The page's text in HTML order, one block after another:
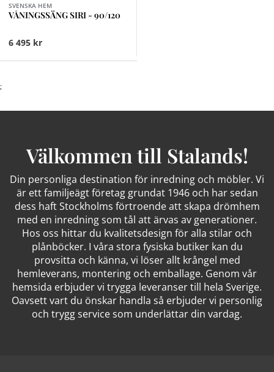
SVENSKA HEM
VÅNINGSSÄNG SIRI - 90/120
6 495 kr
;
Välkommen till Stalands!
Din personliga destination för inredning och möbler. Vi
är ett familjeägt företag grundat 1946 och har sedan
dess haft Stockholms förtroende att skapa drömhem
med en inredning som tål att ärvas av generationer.
Hos oss hittar du kvalitetsdesign för alla stilar och
plånböcker. I våra stora fysiska butiker kan du
provsitta och känna, vi löser allt krångel med
hemleverans, montering och emballage. Genom vår
hemsida erbjuder vi trygga leveranser till hela Sverige.
Oavsett vart du önskar handla så erbjuder vi personlig
och trygg service som underlättar din vardag.